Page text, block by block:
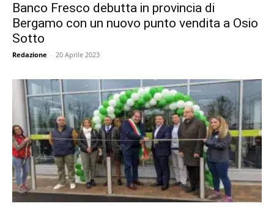
Banco Fresco debutta in provincia di
Bergamo con un nuovo punto vendita a Osio
Sotto
Redazione - 20 Aprile 2023